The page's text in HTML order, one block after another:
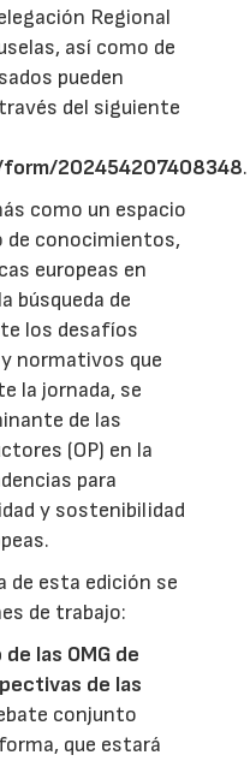
Regional
así como de
pueden
del siguiente
202454207408348.
como un espacio
de conocimientos,
europeas en
búsqueda de
los desafíos
normativos que
la jornada, se
de las
(OP) en la
para
y sostenibilidad
de esta edición se
de trabajo:
las OMG de
de las
conjunto
que estará